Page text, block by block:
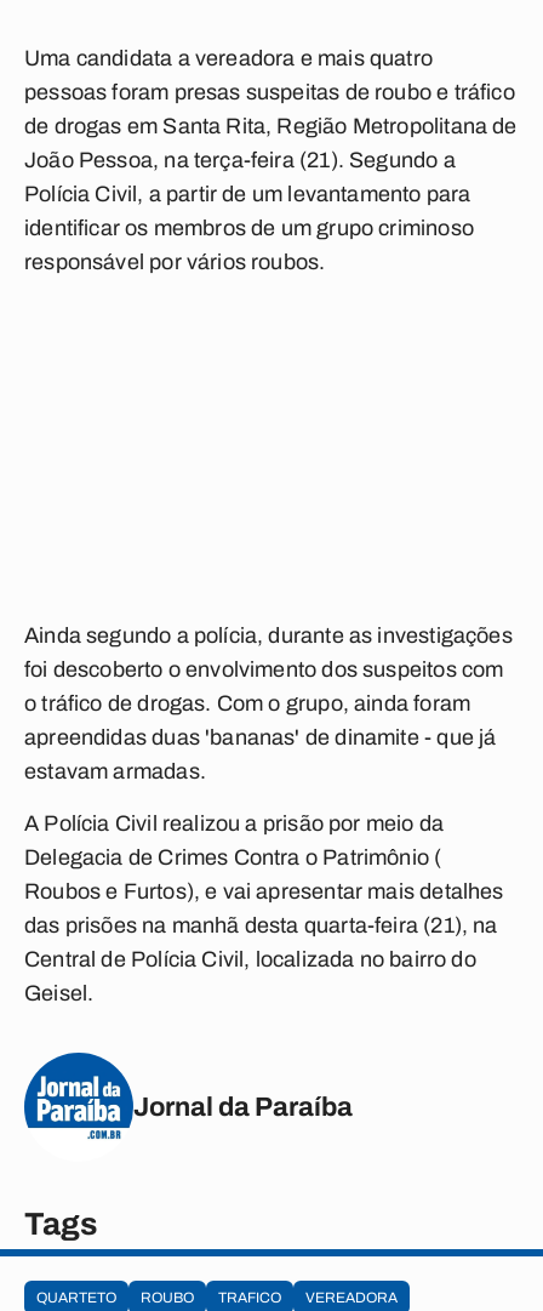
Uma candidata a vereadora e mais quatro
pessoas foram presas suspeitas de roubo e tráfico
de drogas em Santa Rita, Região Metropolitana de
João Pessoa, na terça-feira (21). Segundo a
Polícia Civil, a partir de um levantamento para
identificar os membros de um grupo criminoso
responsável por vários roubos.
Ainda segundo a polícia, durante as investigações
foi descoberto o envolvimento dos suspeitos com
o tráfico de drogas. Com o grupo, ainda foram
apreendidas duas 'bananas' de dinamite - que já
estavam armadas.
A Polícia Civil realizou a prisão por meio da
Delegacia de Crimes Contra o Patrimônio (
Roubos e Furtos), e vai apresentar mais detalhes
das prisões na manhã desta quarta-feira (21), na
Central de Polícia Civil, localizada no bairro do
Geisel.
Jornal da Paraíba
Tags
QUARTETO ROUBO TRAFICO VEREADORA